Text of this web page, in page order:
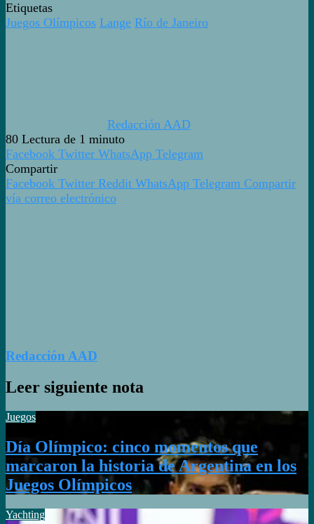
Etiquetas
Juegos Olímpicos Lange Río de Janeiro
Redacción AAD
80 Lectura de 1 minuto
Facebook Twitter WhatsApp Telegram
Compartir
Facebook Twitter Reddit WhatsApp Telegram Compartir
vía correo electrónico
Redacción AAD
Leer siguiente nota
Juegos
Día Olímpico: cinco momentos que
marcaron la historia de Argentina en los
Juegos Olímpicos
Yachting